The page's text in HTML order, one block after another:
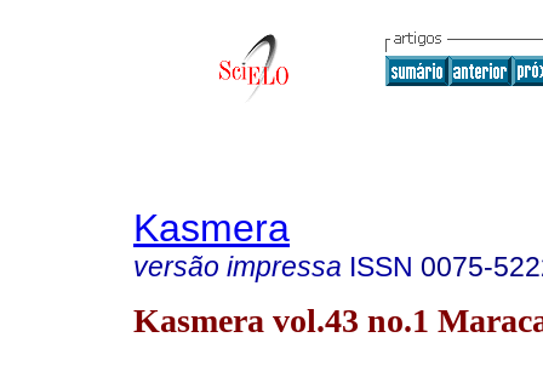
Kasmera
versão impressa ISSN 0075-
Kasmera vol.43 no.1